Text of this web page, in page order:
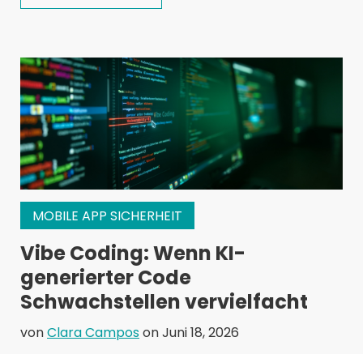
MOBILE APP SICHERHEIT
Vibe Coding: Wenn KI-
generierter Code
Schwachstellen vervielfacht
vonClara Camposon Juni 18, 2026